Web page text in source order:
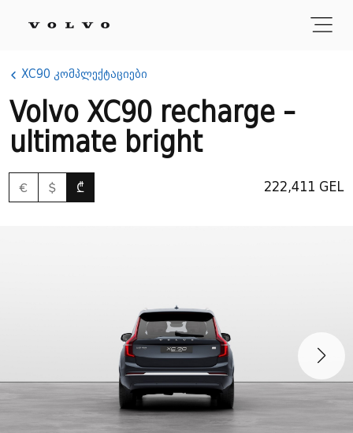
XC90 კომპლექტაციები
Volvo XC90 recharge -
ultimate bright
€ $ ₾ 222,411 GEL